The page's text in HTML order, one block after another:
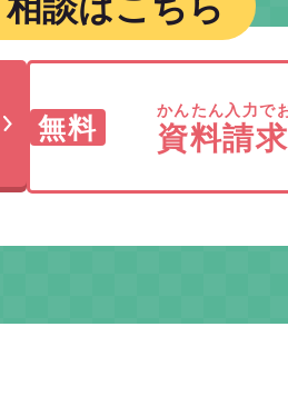
無料 かんたん入力で
資料請